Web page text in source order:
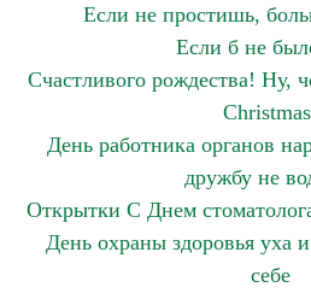
Если не простишь,
Если б не
Счастливого рождества! Ну,
День работника органов
дружбу не
Открытки С Днем
День охраны здоровья уха
себе